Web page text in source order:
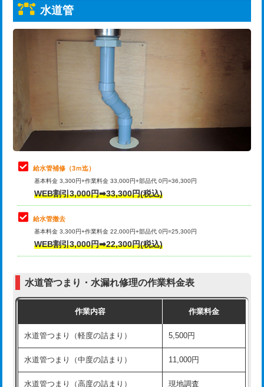
給水管工事※（ライニング鋼管・銅
管・ポリ管・HT管使用/3ｍまで)
給水管工事※（ライニング鋼管・銅
管・ポリ管・HT管使用/3ｍ超え)
排水管工事（土の掘削・埋め戻し作
11,000円~
排水管工事（排水管工事/3ｍまで） 55,000円
排水管工事（追加 排水管工事/3ｍ超
マス交換（土の掘削・埋め戻し作業）
マス交換（深さ50㎝未満）
マス交換（深さ50㎝以上）
コンクリート斫り（厚さ10㎝まで）
モルタル補修（厚さ10㎝超え） 38,500円
洗面台設置 38,500円
化粧台設置 22,000円
トーラー機使用/3mまで
追加トーラー機使用/3m超え
33,000円
8,800円
止水・漏水調査・防水処理・清掃・修
理・調整・分解・加工など（軽作業）
11,000円
止水・漏水調査・防水処理・清掃・修
理・調整・分解・加工など（中作業）
止水・漏水調査・防水処理・清掃・修
理・調整・分解・加工など（重作業）
33,000円
その他部品の脱着
交換・取付（タンク）
式）)
式・ワンホール）)
交換・取付(排水栓・排水トラップ
22,000円+材料費
水道管
給水管補修（3ｍ迄）
基本料金 3,300円+作業料金 33,000円+部品代 0円=36,300円
WEB割引3,000円➡33,300円(税込)
給水管撤去
基本料金 3,300円+作業料金 22,000円+部品代 0円=25,300円
WEB割引3,000円➡22,300円(税込)
水道管つまり・水漏れ修理の作業料金表
作業内容 作業料金
水道管つまり（軽度の詰まり） 5,500円
水道管つまり（中度の詰まり） 11,000円
水道管つまり（高度の詰まり） 現地調査